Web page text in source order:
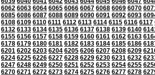
6062 6063 6064 6065 6066 6067 6068 6069 6070
6085 6086 6087 6088 6089 6090 6091 6092 6093
6108 6109 6110 6111 6112 6113 6114 6115 6116 6117
6132 6133 6134 6135 6136 6137 6138 6139 6140
6155 6156 6157 6158 6159 6160 6161 6162 6163
6178 6179 6180 6181 6182 6183 6184 6185 6186
6201 6202 6203 6204 6205 6206 6207 6208 6209
6224 6225 6226 6227 6228 6229 6230 6231 6232
6247 6248 6249 6250 6251 6252 6253 6254 6255
6270 6271 6272 6273 6274 6275 6276 6277 6278